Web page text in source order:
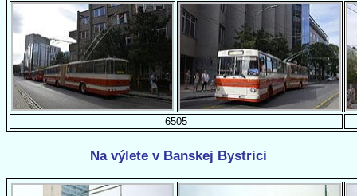
6505
Na výlete v Banskej Bystrici